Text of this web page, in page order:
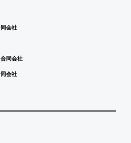
会社
同会社
会社